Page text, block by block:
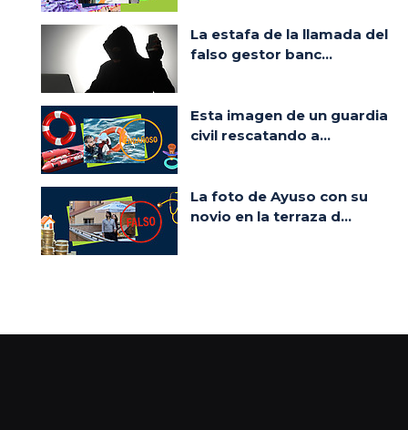
La estafa de la llamada del
falso gestor banc...
Esta imagen de un guardia
civil rescatando a...
La foto de Ayuso con su
novio en la terraza d...